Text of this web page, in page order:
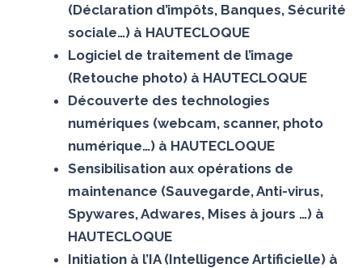
(Déclaration d’impôts, Banques, Sécurité
sociale…) à HAUTECLOQUE
Logiciel de traitement de l’image
(Retouche photo) à HAUTECLOQUE
Découverte des technologies
numériques (webcam, scanner, photo
numérique…) à HAUTECLOQUE
Sensibilisation aux opérations de
maintenance (Sauvegarde, Anti-virus,
Spywares, Adwares, Mises à jours …) à
HAUTECLOQUE
Initiation à l’IA (Intelligence Artificielle) à